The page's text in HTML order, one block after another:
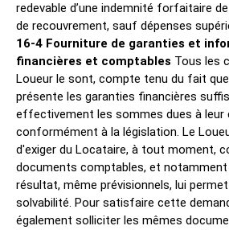
redevable d’une indemnité forfaitaire
de recouvrement, sauf dépenses
16-4 Fourniture de garanties et
financières et comptables Tous les
Loueur le sont, compte tenu du fait
présente les garanties financières
effectivement les sommes dues à leur
conformément à la législation. Le
d'exiger du Locataire, à tout moment,
documents comptables, et
résultat, même prévisionnels, lui
solvabilité. Pour satisfaire cette
également solliciter les mêmes